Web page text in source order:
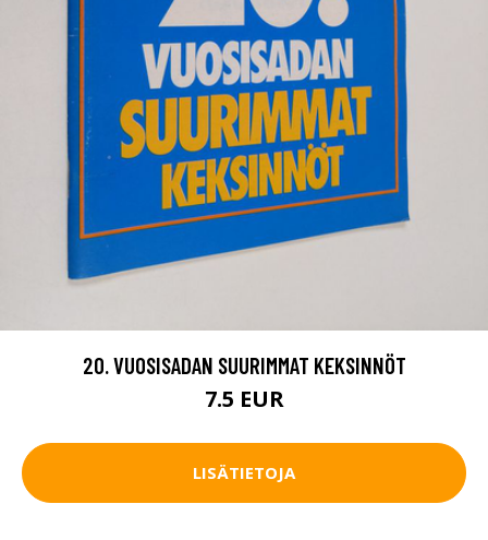
20. VUOSISADAN SUURIMMAT KEKSINNÖT
7.5 EUR
LISÄTIETOJA